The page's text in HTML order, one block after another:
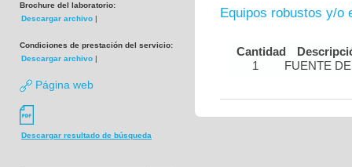
Brochure del laboratorio:
Descargar archivo |
Condiciones de prestación del servicio:
Descargar archivo |
Página web
Descargar resultado de búsqueda
Equipos robustos y/o
Cantidad
1
FUENTE